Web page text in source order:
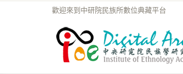
歡迎來到中研院民族所數位典藏平台